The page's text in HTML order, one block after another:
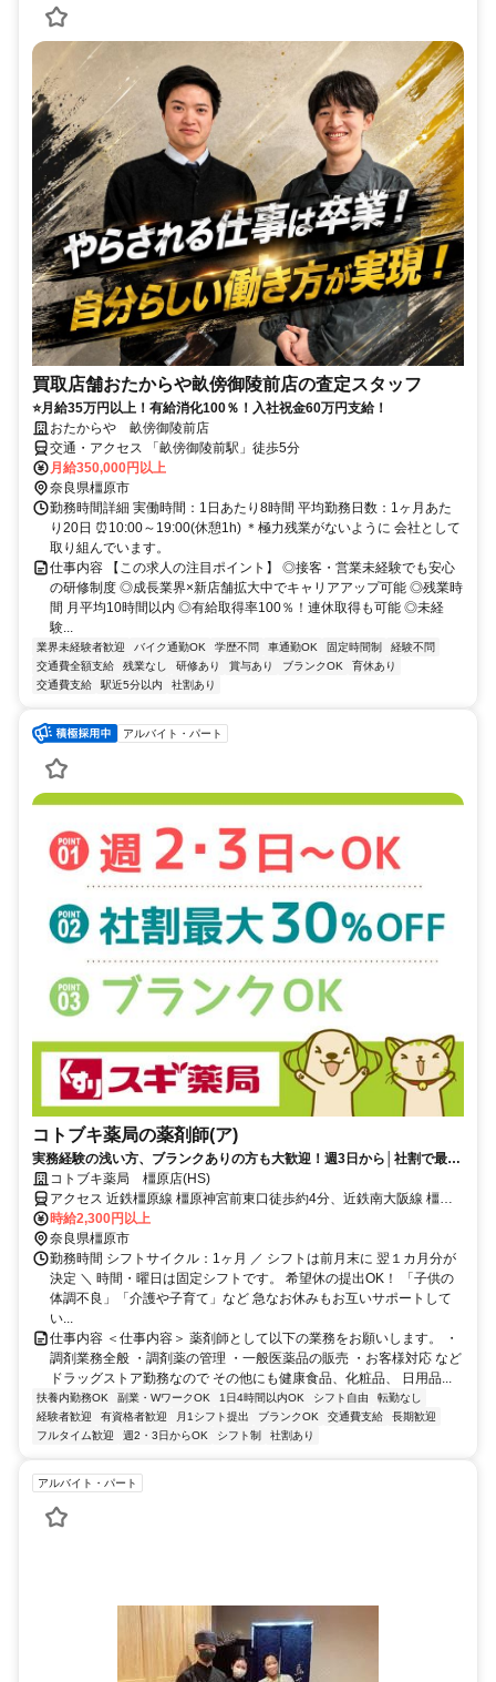
買取店舗おたからや畝傍御陵前店の査定スタッフ
⭐月給35万円以上！有給消化100％！入社祝金60万円支給！
おたからや 畝傍御陵前店
交通・アクセス 「畝傍御陵前駅」徒歩5分
月給350,000円以上
奈良県橿原市
勤務時間詳細 実働時間：1日あたり8時間 平均勤務日数：1ヶ月あた
り20日 ⏰10:00～19:00(休憩1h) ＊極力残業がないように 会社として
取り組んでいます。
仕事内容 【この求人の注目ポイント】 ◎接客・営業未経験でも安心
の研修制度 ◎成長業界×新店舗拡大中でキャリアアップ可能 ◎残業時
間 月平均10時間以内 ◎有給取得率100％！連休取得も可能 ◎未経
験...
業界未経験者歓迎 バイク通勤OK 学歴不問 車通勤OK 固定時間制
経験不問
交通費全額支給
残業なし 研修あり 賞与あり ブランクOK
育休あり
交通費支給
駅近5分以内 社割あり
アルバイト・パート
コトブキ薬局の薬剤師(ア)
実務経験の浅い方、ブランクありの方も大歓迎！週3日から│社割で最大
30％オフ♪
コトブキ薬局 橿原店(HS)
アクセス 近鉄橿原線 橿原神宮前東口徒歩約4分、近鉄南大阪線 橿原
神宮前東口徒歩約4分、近鉄吉野線 橿原神宮前東口徒歩約4分 0
時給2,300円以上
奈良県橿原市
勤務時間 シフトサイクル：1ヶ月 ／ シフトは前月末に 翌１カ月分が
決定 ＼ 時間・曜日は固定シフトです。 希望休の提出OK！ 「子供の
体調不良」「介護や子育て」など 急なお休みもお互いサポートして
い...
仕事内容 ＜仕事内容＞ 薬剤師として以下の業務をお願いします。 ・
調剤業務全般 ・調剤薬の管理 ・一般医薬品の販売 ・お客様対応 など
ドラッグストア勤務なので その他にも健康食品、化粧品、 日用品...
扶養内勤務OK 副業・WワークOK 1日4時間以内OK シフト自由
転勤なし
経験者歓迎
有資格者歓迎 月1シフト提出 ブランクOK 交通費支給
長期歓迎
フルタイム歓迎
週2・3日からOK シフト制 社割あり
アルバイト・パート